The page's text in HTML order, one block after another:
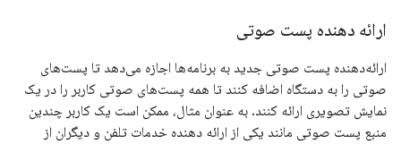
ارائه دهنده پست صوتی
ارائه‌دهنده پست صوتی جدید به برنامه‌ها اجازه می‌دهد تا پست‌های
صوتی را به دستگاه اضافه کنند تا همه پست‌های صوتی کاربر را در یک
نمایش تصویری ارائه کنند. به عنوان مثال، ممکن است یک کاربر چندین
منبع پست صوتی مانند یکی از ارائه دهنده خدمات تلفن و دیگران از